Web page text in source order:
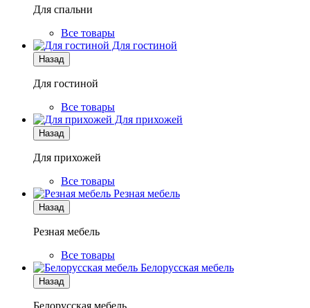
Для спальни
Все товары
Для гостиной
Назад
Для гостиной
Все товары
Для прихожей
Назад
Для прихожей
Все товары
Резная мебель
Назад
Резная мебель
Все товары
Белорусская мебель
Назад
Белорусская мебель